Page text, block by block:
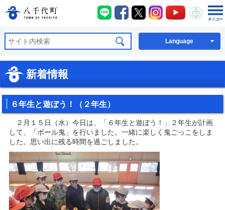
八千代町公式ホームページ
八千代町LINE
八千代町Facebook
八千代町X八千代町Instagram
八千代町
八千
Language
新着情報
６年生と遊ぼう！（２年生）
２月１５日（水）今日は、「６年生と遊ぼう！」２年生が計画
して、「ボール鬼」を行いました。一緒に楽しく鬼ごっこをしま
した。思い出に残る時間を過ごしました。